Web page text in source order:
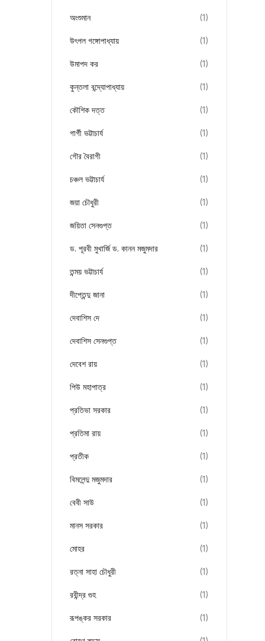
অংশুমান (1)
উৎপল গঙ্গোপাধ্যায় (1)
উমাপদ কর (1)
কুন্তলা বন্দ্যোপাধ্যায় (1)
কৌশিক দত্ত (1)
গার্গী ভট্টাচার্য (1)
গৌর বৈরাগী (1)
চঞ্চল ভট্টাচার্য (1)
জয়া চৌধুরী (1)
জয়িতা সেনগুপ্ত (1)
ড. পূরবী মুখার্জি ড. কানন মজুমদার (1)
তন্ময় ভট্টাচার্য (1)
দীপ্তেন্দু জানা (1)
দেবাশিস দে (1)
দেবাশিস সেনগুপ্ত (1)
দেবেশ রায় (1)
পিউ মহাপাত্র (1)
প্রতিভা সরকার (1)
প্রতিমা রায় (1)
প্রতীক (1)
বিমলেন্দু মজুমদার (1)
বেবী সাউ (1)
মানস সরকার (1)
মোহর (1)
রত্না সাহা চৌধুরী (1)
রবীন্দ্র গুহ (1)
রূপঙ্কর সরকার (1)